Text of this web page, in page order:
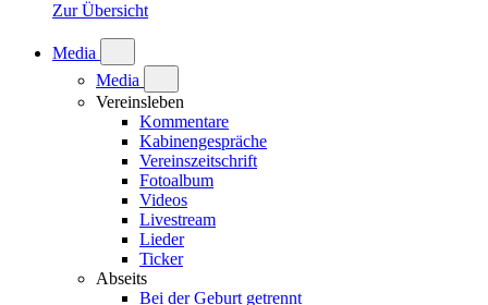
Zur Übersicht
Media
Media
Vereinsleben
Kommentare
Kabinengespräche
Vereinszeitschrift
Fotoalbum
Videos
Livestream
Lieder
Ticker
Abseits
Bei der Geburt getrennt